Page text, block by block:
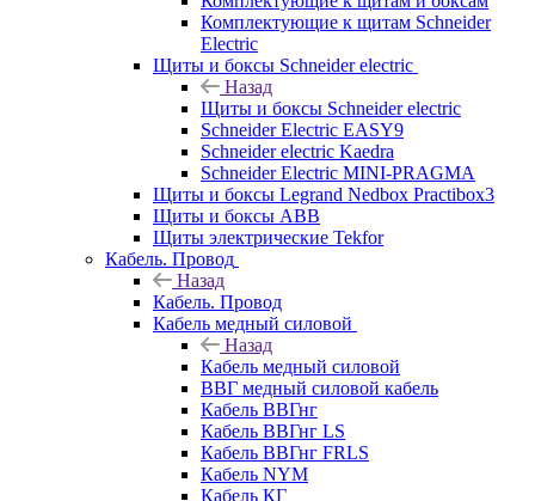
Комплектующие к щитам Schneider
Electric
Щиты и боксы Schneider electric
Назад
Щиты и боксы Schneider electric
Schneider Electric EASY9
Schneider electric Kaedra
Schneider Electric MINI-PRAGMA
Щиты и боксы Legrand Nedbox Practibox3
Щиты и боксы ABB
Щиты электрические Tekfor
Кабель. Провод
Назад
Кабель. Провод
Кабель медный силовой
Назад
Кабель медный силовой
ВВГ медный силовой кабель
Кабель ВВГнг
Кабель ВВГнг LS
Кабель ВВГнг FRLS
Кабель NYM
Кабель КГ